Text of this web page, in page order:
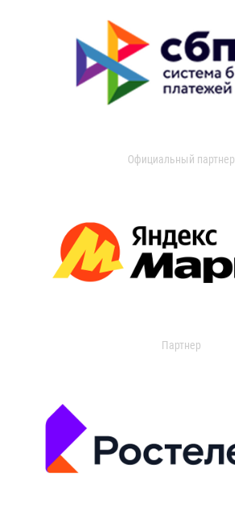
Официальный партнер
Партнер